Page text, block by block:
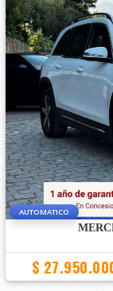
AUTOMATICO
$